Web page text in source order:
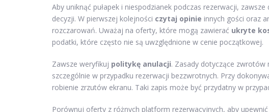
Aby uniknąć pułapek i niespodzianek podczas rezerwacji,
decyzji. W pierwszej kolejności czytaj opinie innych gości oraz
rozczarowań. Uważaj na oferty, które mogą zawierać ukryte
podatki, które często nie są uwzględnione w cenie początkowej.
Zawsze weryfikuj politykę anulacji. Zasady dotyczące
szczególnie w przypadku rezerwacji bezzwrotnych. Przy
robienie zrzutów ekranu. Taki zapis może być przydatny w
Porównuj oferty z różnych platform rezerwacyjnych, aby